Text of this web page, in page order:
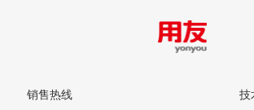
销售热线 技